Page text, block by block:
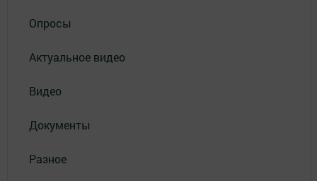
Опросы
Актуальное видео
Видео
Документы
Разное